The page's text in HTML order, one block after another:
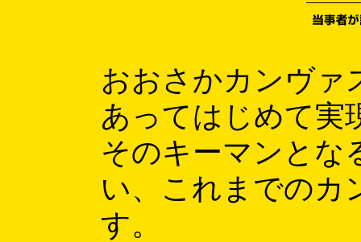
おおさかカンヴァ
あってはじめて実
そのキーマンとな
い、これまでのカ
す。